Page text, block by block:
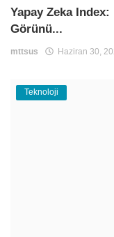
Yapay Zeka Index:
Görünü...
mttsus Haziran 30,
Teknoloji